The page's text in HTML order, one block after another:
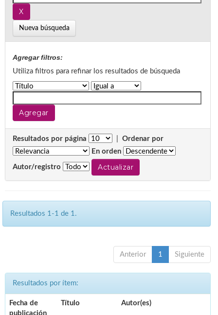
Nueva búsqueda
Agregar filtros:
Utiliza filtros para refinar los resultados de búsqueda
Resultados por página
Ordenar por
En orden
Autor/registro
Resultados 1-1 de 1.
Anterior 1 Siguiente
Resultados por ítem:
Fecha de
publicación
Título Autor(es)